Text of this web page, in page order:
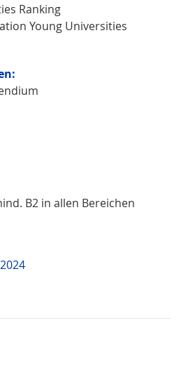
Ranking
Young Universities
B2 in allen Bereichen